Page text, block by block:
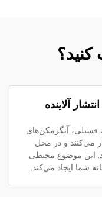
کنید؟
آلاینده
فسیلی، آبگرمکن‌های
می‌کنند و در محل
این موضوع محیطی
شما ایجاد می‌کند.